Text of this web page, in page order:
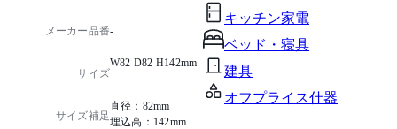
キッチン家電
ベッド・寝具
建具
オフプライス什器
メーカー品番-
サイズ
W82 D82 H142mm
サイズ補足
直径：82mm
埋込高：142mm